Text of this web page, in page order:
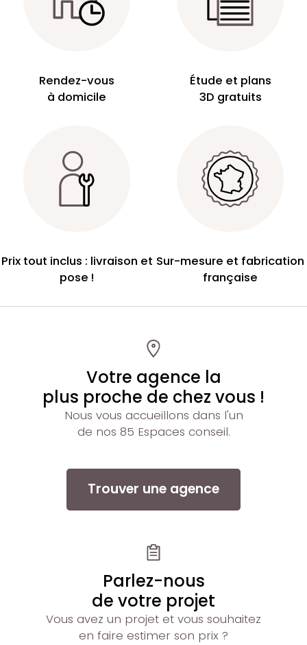
Rendez-vous
à domicile
Étude et plans
3D gratuits
Prix tout inclus : livraison et
pose !
Sur-mesure et fabrication
française
Votre agence la
plus proche de chez vous !
Nous vous accueillons dans l'un
de nos 85 Espaces conseil.
Trouver une agence
Parlez-nous
de votre projet
Vous avez un projet et vous souhaitez
en faire estimer son prix ?